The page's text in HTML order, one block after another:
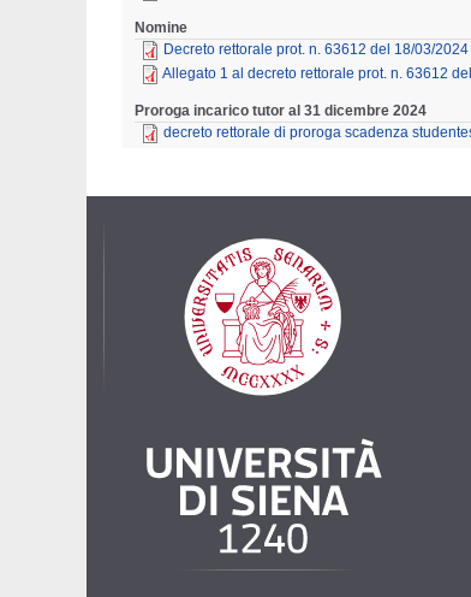
Nomine
Decreto rettorale prot. n. 63612 del 18/03/2024
Allegato 1 al decreto rettorale prot. n. 63612
Proroga incarico tutor al 31 dicembre 2024
decreto rettorale di proroga scadenza